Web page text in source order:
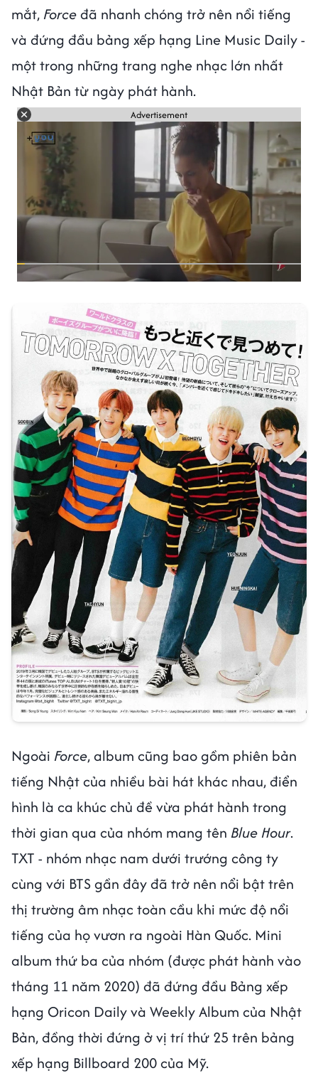
mắt, Forceđã nhanh chóng trở nên nổi tiếng
và đứng đầu bảng xếp hạng Line Music Daily -
một trong những trang nghe nhạc lớn nhất
Nhật Bản từ ngày phát hành.
Advertisement
Ngoài Force, album cũng bao gồm phiên bản
tiếng Nhật của nhiều bài hát khác nhau, điển
hình là ca khúc chủ đề vừa phát hành trong
thời gian qua của nhóm mang tên Blue Hour.
TXT - nhóm nhạc nam dưới trướng công ty
cùng với BTS gần đây đã trở nên nổi bật trên
thị trường âm nhạc toàn cầu khi mức độ nổi
tiếng của họ vươn ra ngoài Hàn Quốc. Mini
album thứ ba của nhóm (được phát hành vào
tháng 11 năm 2020) đã đứng đầu Bảng xếp
hạng Oricon Daily và Weekly Album của Nhật
Bản, đồng thời đứng ở vị trí thứ 25 trên bảng
xếp hạng Billboard 200 của Mỹ.